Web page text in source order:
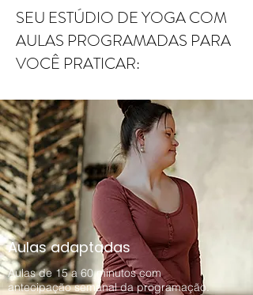
SEU ESTÚDIO DE YOGA COM
AULAS PROGRAMADAS PARA
VOCÊ PRATICAR:
Aulas adaptadas
Aulas de 15 a 60 minutos com
antecipação semanal da programação.